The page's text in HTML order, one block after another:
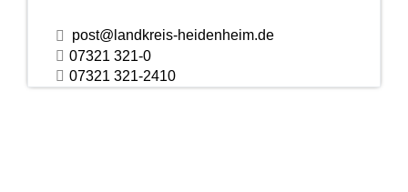
post@landkreis-heidenheim.de
07321 321-0
07321 321-2410